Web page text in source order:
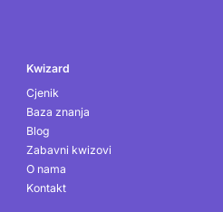
Kwizard
Cjenik
Baza znanja
Blog
Zabavni kwizovi
O nama
Kontakt